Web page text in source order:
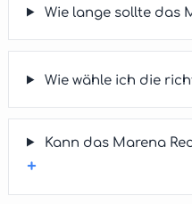
Wie lange sollte das
Wie wähle ich die
Kann das Marena
+